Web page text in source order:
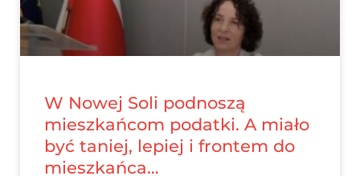
W Nowej Soli podnoszą
mieszkańcom podatki. A miało
być taniej, lepiej i frontem do
mieszkańca…